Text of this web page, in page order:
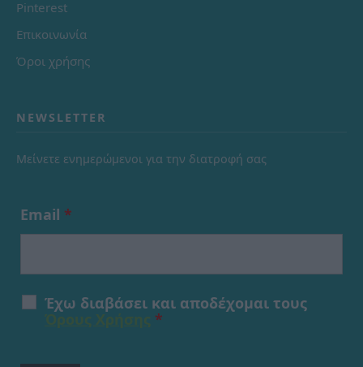
Pinterest
Επικοινωνία
Όροι χρήσης
NEWSLETTER
Μείνετε ενημερώμενοι για την διατροφή σας
Email *
Έχω διαβάσει και αποδέχομαι τους
*